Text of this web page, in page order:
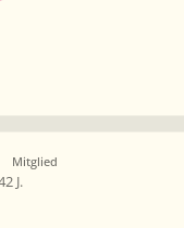
Mitglied
2 J.